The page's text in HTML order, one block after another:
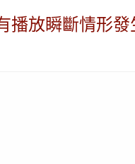
播放瞬斷情形發